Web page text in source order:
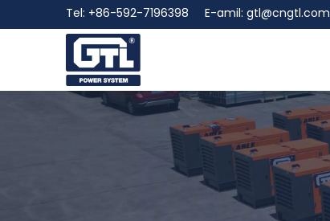
Tel: +86-592-7196398 E-amil: gtl@cngtl.com